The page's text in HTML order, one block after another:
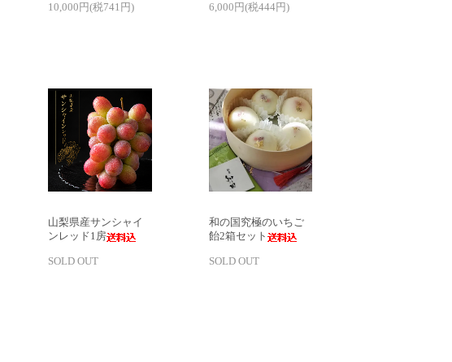
10,000円(税741円) 6,000円(税444円)
山梨県産サンシャイ
ンレッド1房
SOLD OUT
和の国究極のいちご
飴2箱セット
SOLD OUT